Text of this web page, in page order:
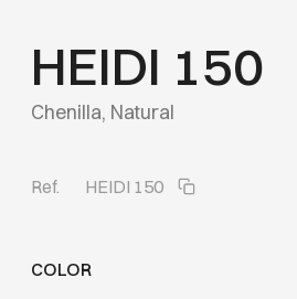
HEIDI 150
Chenilla, Natural
Ref. HEIDI 150
COLOR